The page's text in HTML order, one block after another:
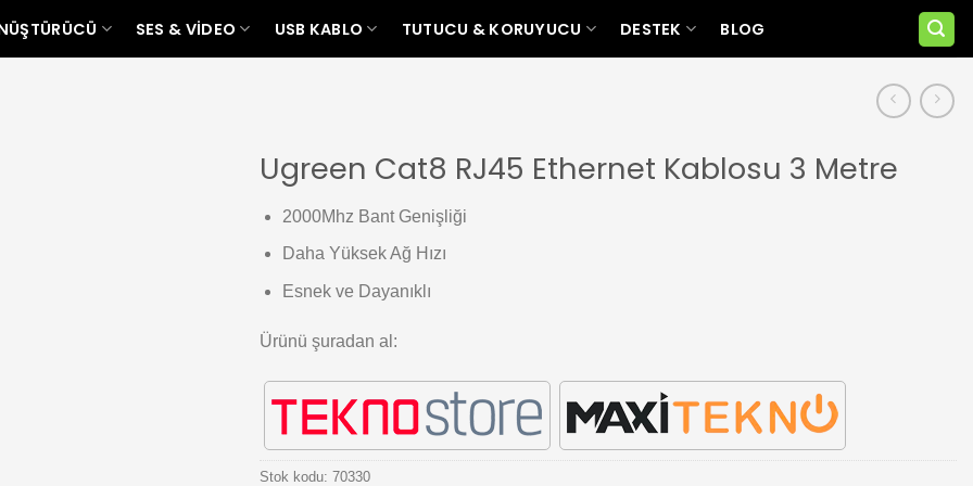
SES & VIDEO USB KABLO TUTUCU & KORUYUCU DESTEK BLOG
Ugreen Cat8 RJ45 Ethernet Kablosu 3 Metre
2000Mhz Bant Genişliği
Daha Yüksek Ağ Hızı
Esnek ve Dayanıklı
Ürünü şuradan al:
Stok kodu: 70330